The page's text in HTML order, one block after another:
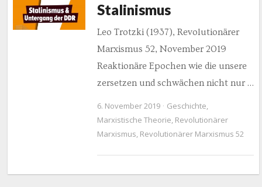
Stalinismus
Leo Trotzki (1937), Revolutionärer
Marxismus 52, November 2019
Reaktionäre Epochen wie die unsere
zersetzen und schwächen nicht nur …
6. November 2019 Geschichte,
Marxistische Theorie, Revolutionärer
Marxismus, Revolutionärer Marxismus 52